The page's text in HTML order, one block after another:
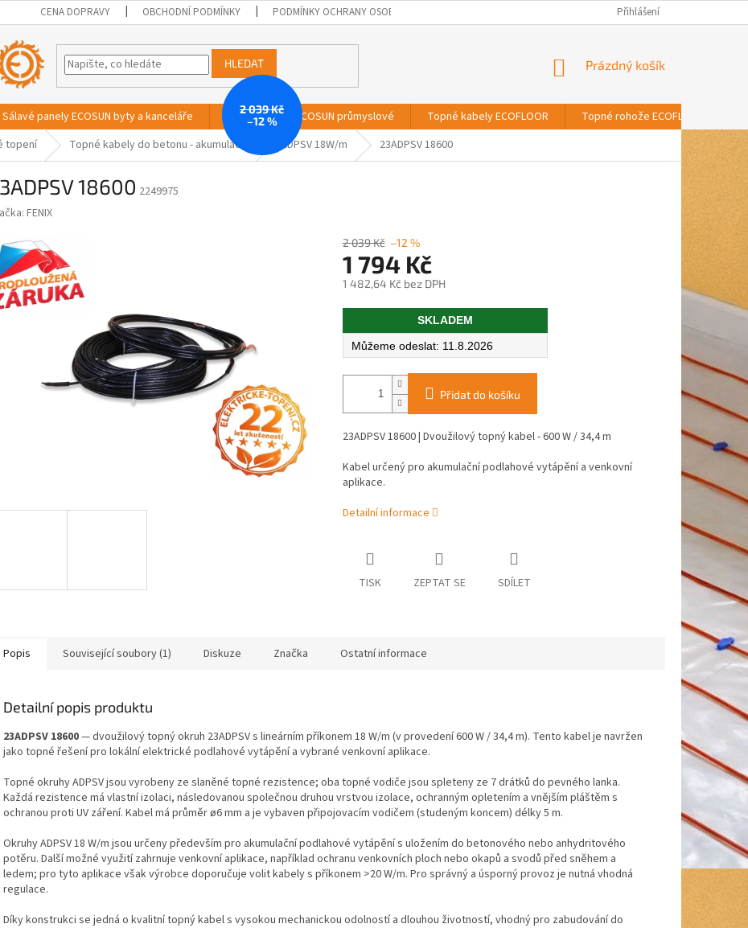
CENA DOPRAVY OBCHODNÍ PODMÍNKY PODMÍNKY OCHRANY OSOBNÍCH ÚDAJŮ Přihlášení
HLEDAT
NÁKUPNÍ
Prázdný košík
Sálavé panely ECOSUN byty a kanceláře Sálavé panely ECOSUN průmyslové Topné kabely ECOFLOOR Topné rohože ECOFLOOR
topení Topné kabely do betonu - akumulační ADPSV 18W/m 23ADPSV 18600
18600 2249975
FENIX
2 039 Kč
–12 %
2 039 Kč –12 %
1 794 Kč
1 482,64 Kč bez DPH
Měrná
SKLADEM
11.8.2026
Přidat do košíku
23ADPSV 18600 | Dvoužilový topný kabel - 600 W / 34,4 m
Kabel určený pro akumulační podlahové vytápění a venkovní
aplikace.
Detailní informace
TISK ZEPTAT SE SDÍLET
Popis Související soubory (1) Diskuze Značka Ostatní informace
Detailní popis produktu
23ADPSV 18600— dvoužilový topný okruh 23ADPSV s lineárním příkonem 18 W/m (v provedení 600 W / 34,4 m). Tento kabel je navržen
jako topné řešení pro lokální elektrické podlahové vytápění a vybrané venkovní aplikace.
Topné okruhy ADPSV jsou vyrobeny ze slaněné topné rezistence; oba topné vodiče jsou spleteny ze 7 drátků do pevného lanka.
Každá rezistence má vlastní izolaci, následovanou společnou druhou vrstvou izolace, ochranným opletením a vnějším pláštěm s
ochranou proti UV záření. Kabel má průměr ø6 mm a je vybaven připojovacím vodičem (studeným koncem) délky 5 m.
Okruhy ADPSV 18 W/m jsou určeny především pro akumulační podlahové vytápění s uložením do betonového nebo anhydritového
potěru. Další možné využití zahrnuje venkovní aplikace, například ochranu venkovních ploch nebo okapů a svodů před sněhem a
ledem; pro tyto aplikace však výrobce doporučuje volit kabely s příkonem >20 W/m. Pro správný a úsporný provoz je nutná vhodná
regulace.
Díky konstrukci se jedná o kvalitní topný kabel s vysokou mechanickou odolností a dlouhou životností, vhodný pro zabudování do